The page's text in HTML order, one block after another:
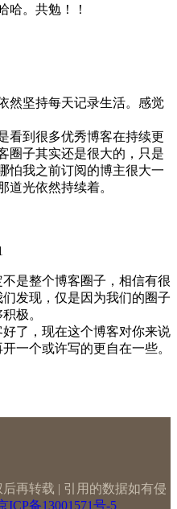
哈。共勉！！
然坚持每天记录生活。感觉
看到很多优秀博客在持续更
圈子其实还是很大的，只是
怕我之前订阅的博主很大一
道光依然持续着。
是整个博客圈子，相信有很
发现，仅是因为我们的圈子
极。
了，现在这个博客对你来说
一个或许写的更自在一些。
再转载 | 引用的数据如有侵
ICP备13001571号-5